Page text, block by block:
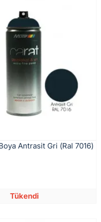
Antrasit Gri (Ral 7016)
Tükendi